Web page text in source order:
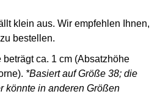
klein aus. Wir empfehlen Ihnen,
bestellen.
ca. 1 cm (Absatzhöhe
*Basiert auf Größe 38; die
könnte in anderen Größen